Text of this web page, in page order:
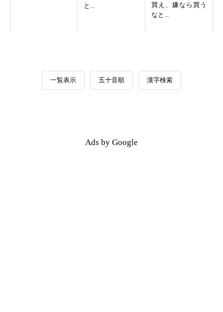
と...
買え、嫌なら買う
なと...
一覧表示 五十音順 漢字検索
Ads by Google